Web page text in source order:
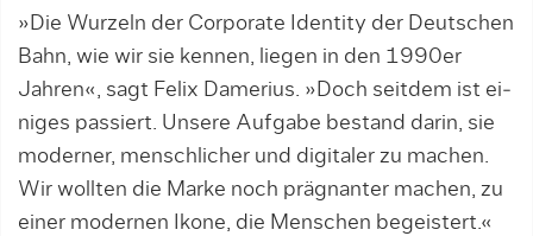
»Die Wurzeln der Corporate Identity der Deutschen
Bahn, wie wir sie kennen, liegen in den 1990er
Jahren«, sagt Felix Damerius. »Doch seitdem ist ei­
ni­ges passiert. Unsere Aufgabe bestand darin, sie
mo­derner, menschlicher und digitaler zu machen.
Wir wollten die Marke noch prägnanter machen, zu
ei­ner modernen Ikone, die Menschen begeistert.«